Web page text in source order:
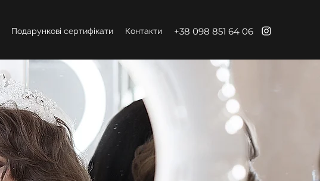
Подарункові сертифікати Контакти +38 098 851 64 06